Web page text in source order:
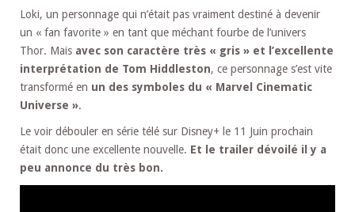
Loki, un personnage qui n’était pas vraiment destiné à devenir
un « fan favorite » en tant que méchant fourbe de l’univers
Thor. Mais avec son caractère très « gris » et l’excellente
interprétation de Tom Hiddleston, ce personnage s’est vite
transformé en un des symboles du « Marvel Cinematic
Universe ».
Le voir débouler en série télé sur Disney+ le 11 Juin prochain
était donc une excellente nouvelle. Et le trailer dévoilé il y a
peu annonce du très bon.